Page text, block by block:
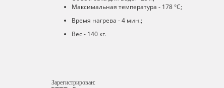
Максимальная температура - 178 °C;
Время нагрева - 4 мин.;
Вес - 140 кг.
Зарегистрирован: